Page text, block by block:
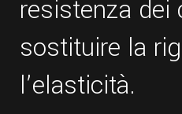
resistenza dei
sostituire la
l’elasticità.